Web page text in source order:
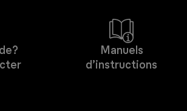
Manuels
d’instructions